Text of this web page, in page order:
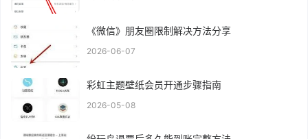
《微信》朋友圈限制解决方法分享
2026-06-07
彩虹主题壁纸会员开通步骤指南
2026-05-08